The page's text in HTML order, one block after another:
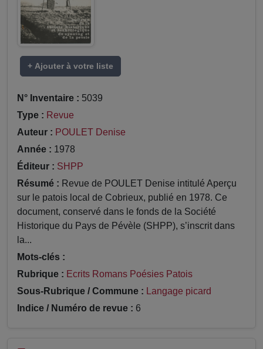
+ Ajouter à votre liste
N° Inventaire : 5039
Type : Revue
Auteur : POULET Denise
Année : 1978
Éditeur : SHPP
Résumé : Revue de POULET Denise intitulé Aperçu
sur le patois local de Cobrieux, publié en 1978. Ce
document, conservé dans le fonds de la Société
Historique du Pays de Pévèle (SHPP), s’inscrit dans
la...
Mots-clés :
Rubrique : Ecrits Romans Poésies Patois
Sous-Rubrique / Commune : Langage picard
Indice / Numéro de revue : 6